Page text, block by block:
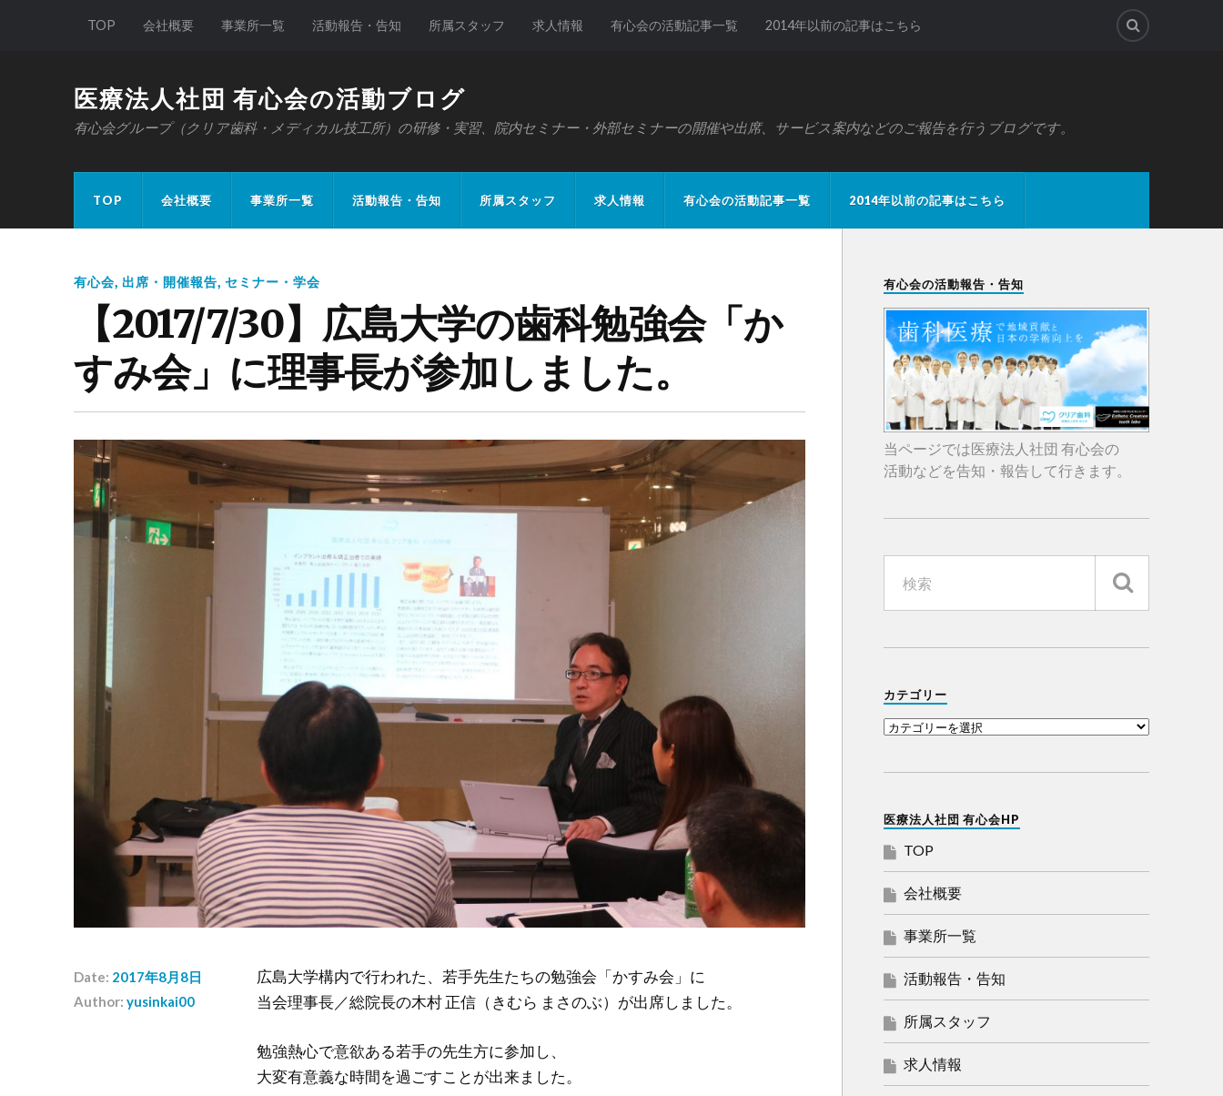
TOP 会社概要 事業所一覧 活動報告・告知 所属スタッフ 求人情報 有心会の活動記事一覧 2014年以前の記事はこちら
医療法人社団 有心会の活動ブログ
有心会グループ（クリア歯科・メディカル技工所）の研修・実習、院内セミナー・外部セミナーの開催や出席、サービス案内などのご報告を行うブログです。
TOP 会社概要 事業所一覧 活動報告・告知 所属スタッフ 求人情報 有心会の活動記事一覧 2014年以前の記事はこちら
有心会, 出席・開催報告, セミナー・学会
【2017/7/30】広島大学の歯科勉強会「か
すみ会」に理事長が参加しました。
Date: 2017年8月8日
Author: yusinkai00
広島大学構内で行われた、若手先生たちの勉強会「かすみ会」に
当会理事長／総院長の木村 正信（きむら まさのぶ）が出席しました。
勉強熱心で意欲ある若手の先生方に参加し、
大変有意義な時間を過ごすことが出来ました。
有心会の活動報告・告知
当ページでは医療法人社団 有心会の
活動などを告知・報告して行きます。
カテゴリー
医療法人社団 有心会HP
TOP
会社概要
事業所一覧
活動報告・告知
所属スタッフ
求人情報